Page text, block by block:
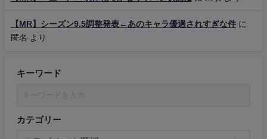
【MR】シーズン9.5調整発表←あのキャラ優遇されすぎな件 に
匿名 より
キーワード
カテゴリー